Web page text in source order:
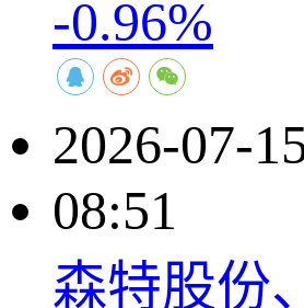
-0.96%
2026-07-
08:51
森特股份